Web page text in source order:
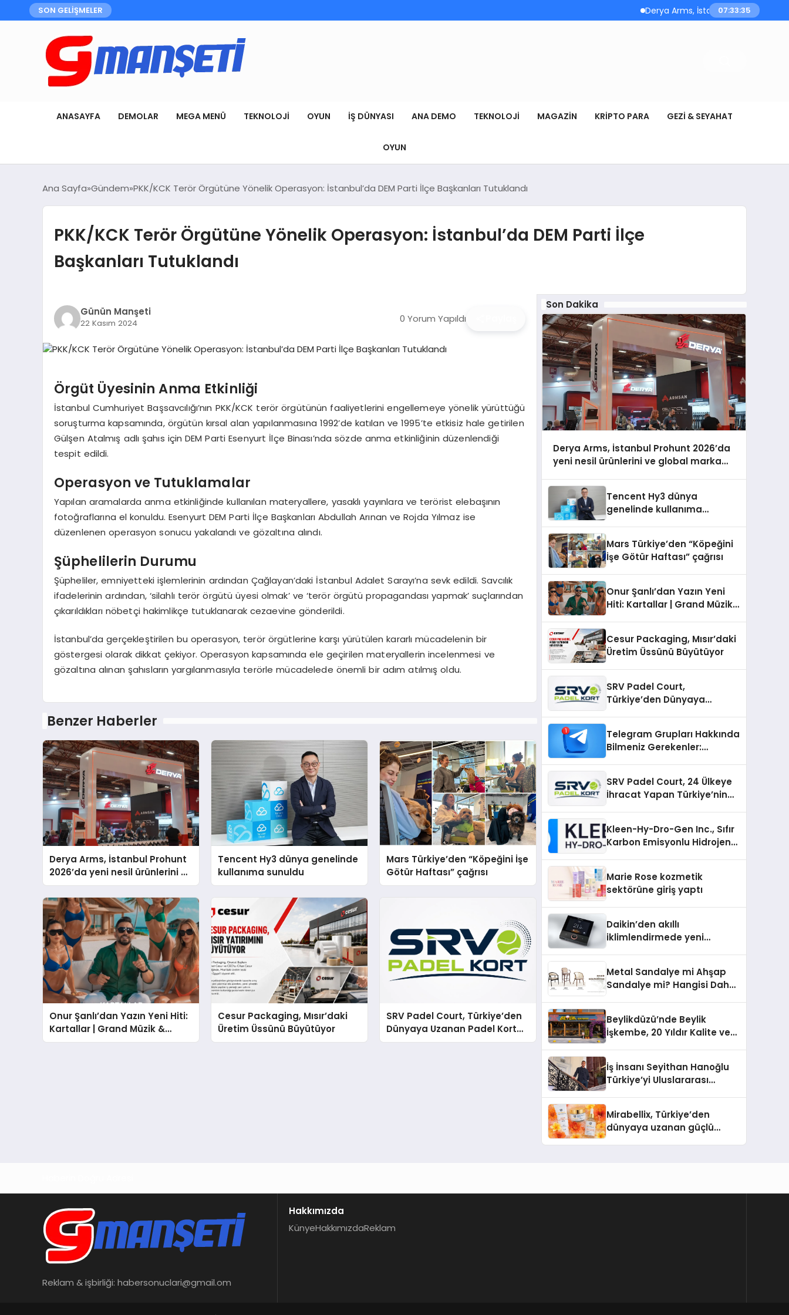
SON GELİŞMELER Derya Arms, İstanbul Prohunt
07:33:36
ANASAYFA DEMOLAR MEGA MENÜ TEKNOLOJI OYUN İŞ DÜNYASI ANA DEMO TEKNOLOJI MAGAZIN KRIPTO PARA GEZI & SEYAHAT
OYUN
Ana Sayfa Gündem PKK/KCK Terör Örgütüne Yönelik Operasyon: İstanbul’da DEM Parti İlçe Başkanları Tutuklandı
PKK/KCK Terör Örgütüne Yönelik Operasyon: İstanbul’da DEM Parti İlçe
Başkanları Tutuklandı
Günün Manşeti
22 Kasım 2024 0 Yorum Yapıldı
Örgüt Üyesinin Anma Etkinliği
İstanbul Cumhuriyet Başsavcılığı’nın PKK/KCK terör örgütünün faaliyetlerini engellemeye yönelik yürüttüğü
soruşturma kapsamında, örgütün kırsal alan yapılanmasına 1992’de katılan ve 1995’te etkisiz hale getirilen
Gülşen Atalmış adlı şahıs için DEM Parti Esenyurt İlçe Binası’nda sözde anma etkinliğinin düzenlendiği
tespit edildi.
Operasyon ve Tutuklamalar
Yapılan aramalarda anma etkinliğinde kullanılan materyallere, yasaklı yayınlara ve terörist elebaşının
fotoğraflarına el konuldu. Esenyurt DEM Parti İlçe Başkanları Abdullah Arınan ve Rojda Yılmaz ise
düzenlenen operasyon sonucu yakalandı ve gözaltına alındı.
Şüphelilerin Durumu
Şüpheliler, emniyetteki işlemlerinin ardından Çağlayan’daki İstanbul Adalet Sarayı’na sevk edildi. Savcılık
ifadelerinin ardından, ‘silahlı terör örgütü üyesi olmak’ ve ‘terör örgütü propagandası yapmak’ suçlarından
çıkarıldıkları nöbetçi hakimlikçe tutuklanarak cezaevine gönderildi.
İstanbul’da gerçekleştirilen bu operasyon, terör örgütlerine karşı yürütülen kararlı mücadelenin bir
göstergesi olarak dikkat çekiyor. Operasyon kapsamında ele geçirilen materyallerin incelenmesi ve
gözaltına alınan şahısların yargılanmasıyla terörle mücadelede önemli bir adım atılmış oldu.
Benzer Haberler
Derya Arms, İstanbul Prohunt
2026’da yeni nesil ürünlerini ve
global marka vizyonunu
sergiledi
Tencent Hy3 dünya genelinde
kullanıma sunuldu
Mars Türkiye’den “Köpeğini İşe
Götür Haftası” çağrısı
Onur Şanlı’dan Yazın Yeni Hiti:
Kartallar | Grand Müzik &
Nihat Ulaş İmzalı Yeni Şarkı
Cesur Packaging, Mısır’daki
Üretim Üssünü Büyütüyor
SRV Padel Court, Türkiye’den
Dünyaya Uzanan Padel Kort
Üretiminde Güvenin Adresi
Son Dakika
Derya Arms, İstanbul Prohunt 2026’da
yeni nesil ürünlerini ve global marka
Tencent Hy3 dünya
genelinde kullanıma
Mars Türkiye’den “Köpeğini
İşe Götür Haftası” çağrısı
Onur Şanlı’dan Yazın Yeni
Hiti: Kartallar | Grand Müzik
Cesur Packaging, Mısır’daki
Üretim Üssünü Büyütüyor
SRV Padel Court,
Türkiye’den Dünyaya
Telegram Grupları Hakkında
Bilmeniz Gerekenler:
SRV Padel Court, 24 Ülkeye
İhracat Yapan Türkiye’nin
Kleen-Hy-Dro-Gen Inc., Sıfır
Karbon Emisyonlu Hidrojen
Aldı
Marie Rose kozmetik
sektörüne giriş yaptı
Daikin’den akıllı
iklimlendirmede yeni
Metal Sandalye mi Ahşap
Sandalye mi? Hangisi Daha
Beylikdüzü’nde Beylik
İşkembe, 20 Yıldır Kalite ve
İş İnsanı Seyithan Hanoğlu
Türkiye’yi Uluslararası
Mirabellix, Türkiye’den
dünyaya uzanan güçlü
Reklam & işbirliği: habersonuclari@gmail.om
Hakkımızda
KünyeHakkımızdaReklam